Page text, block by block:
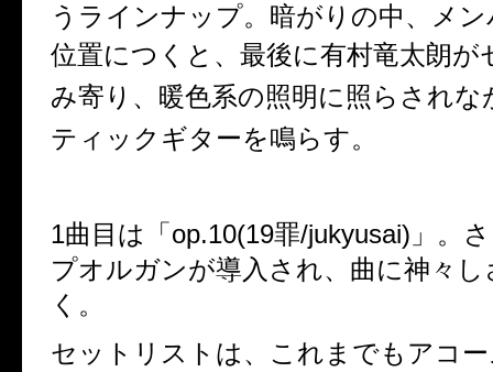
うラインナップ。暗がりの中、メ
位置につくと、最後に有村竜太朗が
み寄り、暖色系の照明に照らされな
ティックギターを鳴らす。
1曲目は「op.10(19罪/jukyusai)」。
プオルガンが導入され、曲に神々
く。
セットリストは、これまでもアコ